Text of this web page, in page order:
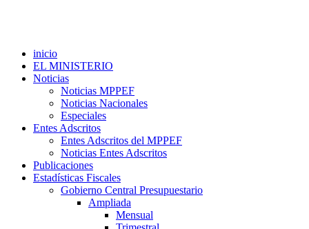
inicio
EL MINISTERIO
Noticias
Noticias MPPEF
Noticias Nacionales
Especiales
Entes Adscritos
Entes Adscritos del MPPEF
Noticias Entes Adscritos
Publicaciones
Estadísticas Fiscales
Gobierno Central Presupuestario
Ampliada
Mensual